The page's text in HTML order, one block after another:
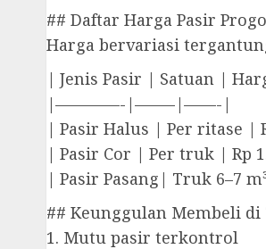
## Daftar Harga Pasir Progo
Harga bervariasi
| Jenis Pasir | Satuan |
|————-|——–|——-|
| Pasir Halus | Per ritase |
| Pasir Cor | Per truk | Rp
| Pasir Pasang| Truk 6–7
## Keunggulan Membeli di
1. Mutu pasir terkontrol